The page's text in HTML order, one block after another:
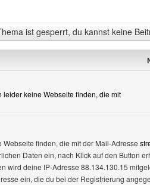
ist gesperrt, du kannst keine
leider keine Webseite finden, die mit
finden, die mit der Mail-Adresse
Daten ein, nach Klick auf den Button
wird deine IP-Adresse 88.134.130.15
ein, die du bei der Registrierung